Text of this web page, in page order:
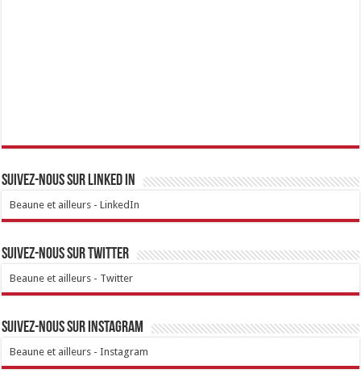
Suivez-nous sur linked IN
Beaune et ailleurs - LinkedIn
Suivez-nous sur Twitter
Beaune et ailleurs - Twitter
Suivez-nous sur Instagram
Beaune et ailleurs - Instagram